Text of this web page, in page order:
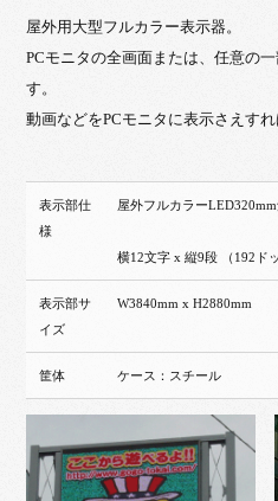
屋外用大型フルカラー表示器。
PCモニタの全画面または、任意の
す。
動画などをPCモニタに表示さえす
表示部仕
様
屋外フルカラー
横12文字 x 縦9段 （192ド
表示部サ
イズ
W3840mm x H2880mm
筐体 ケース：スチール